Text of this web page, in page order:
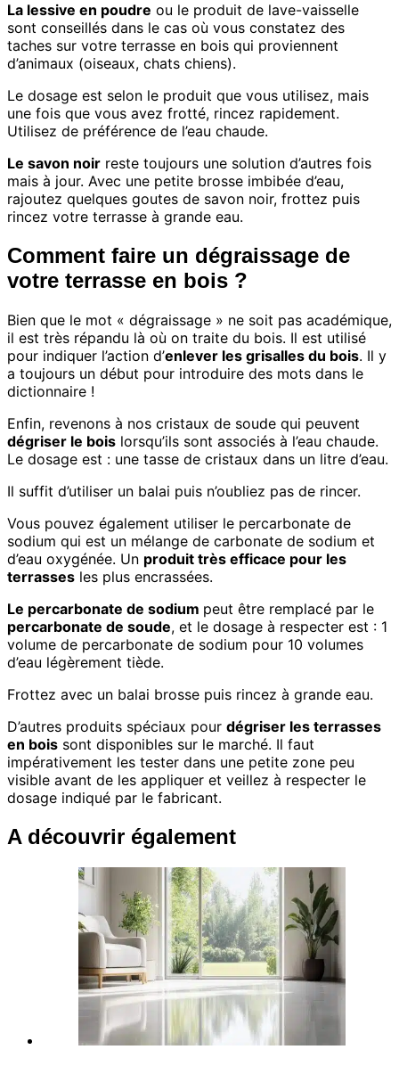
La lessive en poudre ou le produit de lave-vaisselle
sont conseillés dans le cas où vous constatez des
taches sur votre terrasse en bois qui proviennent
d’animaux (oiseaux, chats chiens).
Le dosage est selon le produit que vous utilisez, mais
une fois que vous avez frotté, rincez rapidement.
Utilisez de préférence de l’eau chaude.
Le savon noir reste toujours une solution d’autres fois
mais à jour. Avec une petite brosse imbibée d’eau,
rajoutez quelques goutes de savon noir, frottez puis
rincez votre terrasse à grande eau.
Comment faire un dégraissage de
votre terrasse en bois ?
Bien que le mot « dégraissage » ne soit pas académique,
il est très répandu là où on traite du bois. Il est utilisé
pour indiquer l’action d’enlever les grisalles du bois. Il y
a toujours un début pour introduire des mots dans le
dictionnaire !
Enfin, revenons à nos cristaux de soude qui peuvent
dégriser le bois lorsqu’ils sont associés à l’eau chaude.
Le dosage est : une tasse de cristaux dans un litre d’eau.
Il suffit d’utiliser un balai puis n’oubliez pas de rincer.
Vous pouvez également utiliser le percarbonate de
sodium qui est un mélange de carbonate de sodium et
d’eau oxygénée. Un produit très efficace pour les
terrasses les plus encrassées.
Le percarbonate de sodium peut être remplacé par le
percarbonate de soude, et le dosage à respecter est : 1
volume de percarbonate de sodium pour 10 volumes
d’eau légèrement tiède.
Frottez avec un balai brosse puis rincez à grande eau.
D’autres produits spéciaux pour dégriser les terrasses
en bois sont disponibles sur le marché. Il faut
impérativement les tester dans une petite zone peu
visible avant de les appliquer et veillez à respecter le
dosage indiqué par le fabricant.
A découvrir également